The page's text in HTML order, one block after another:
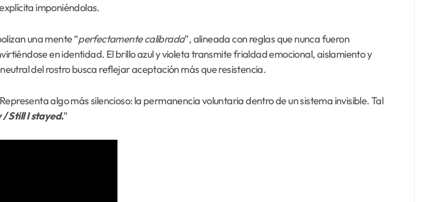
imponiéndolas.
una mente “perfectamentecalibrada”, alineada con reglas que nunca fueron
en identidad. El brillo azul y violeta transmite frialdad emocional, aislamiento y
del rostro busca reflejar aceptación más que resistencia.
algo más silencioso: la permanencia voluntaria dentro de un sistema invisible. Tal
/ Still I stayed.”